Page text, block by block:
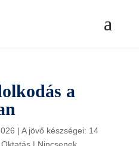
a
| A jövő készségei: 14